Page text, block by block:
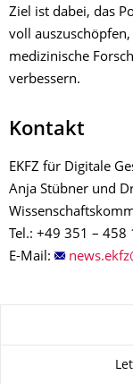
Ziel ist dabei, das
voll
medizinische
verbessern.
Kontakt
EKFZ für Digitale
Anja Stübner und
Tel.: +49 351 – 458
E-Mail: